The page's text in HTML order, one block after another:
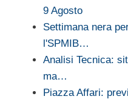
9 Agosto
Settimana nera
l'SPMIB…
Analisi Tecnica:
ma…
Piazza Affari: